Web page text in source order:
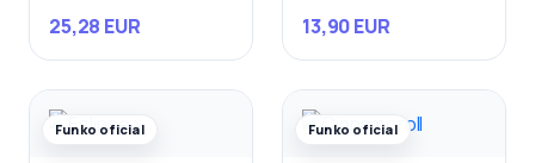
25,28 EUR 13,90 EUR
Funko oficial Funko oficial